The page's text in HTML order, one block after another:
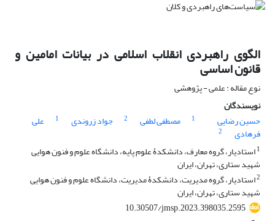
الگوی راهبردی انقلاب اسلامی در بیانات امامین و
قانون اساسی
نوع مقاله : علمی - پژوهشی
نویسندگان
حسین رضایی
1 مصطفی لطفی 2 جواد زروندی 1 علی
فرهادی
2
1استادیار، گروه معارف، دانشکدۀ علوم پایه، دانشگاه علوم و فنون هوایی
شهید ستاری، تهران، ایران
2استادیار، گروه مدیریت، دانشکدۀ مدیریت، دانشگاه علوم و فنون هوایی
شهید ستاری، تهران، ایران
10.30507/jmsp.2023.398035.2595